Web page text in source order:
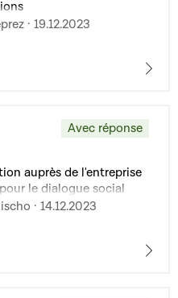
· 19.12.2023
Avec réponse
auprès de l'entreprise
le dialogue social
· 14.12.2023